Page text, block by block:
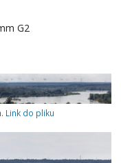
G2
Link do pliku